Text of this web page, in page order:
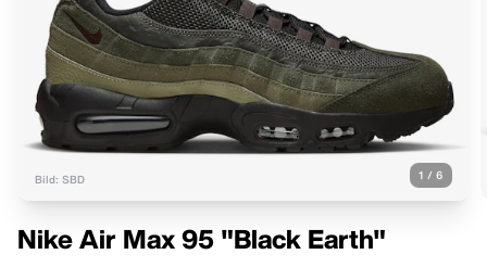
Bild: SBD 1 / 6
Nike Air Max 95 "Black Earth"